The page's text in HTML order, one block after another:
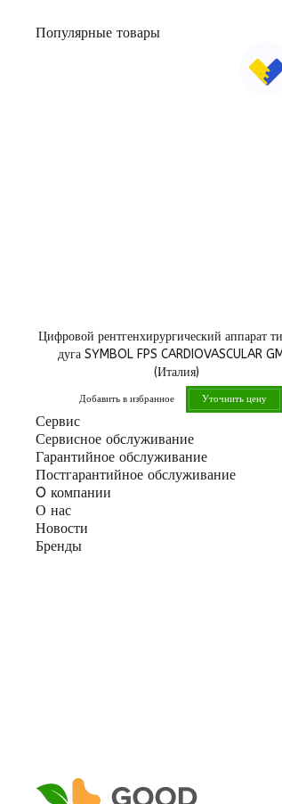
Популярные товары
Цифровой рентгенхирургический аппарат
дуга SYMBOL FPS CARDIOVASCULAR
(Италия)
Добавить в избранное Уточнить цену
Сервис
Сервисное обслуживание
Гарантийное обслуживание
Постгарантийное обслуживание
O компании
О нас
Новости
Бренды